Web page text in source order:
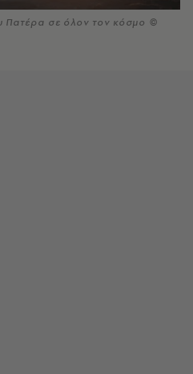
Πατέρα σε όλον τον κόσμο ©